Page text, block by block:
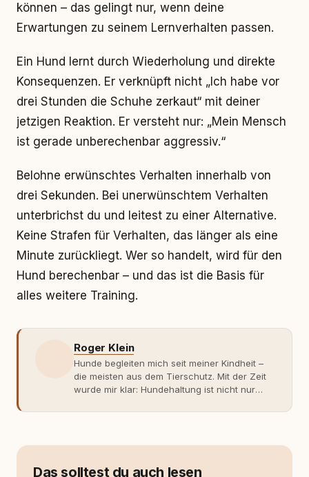
können – das gelingt nur, wenn deine
Erwartungen zu seinem Lernverhalten passen.
Ein Hund lernt durch Wiederholung und direkte
Konsequenzen. Er verknüpft nicht „Ich habe vor
drei Stunden die Schuhe zerkaut“ mit deiner
jetzigen Reaktion. Er versteht nur: „Mein Mensch
ist gerade unberechenbar aggressiv.“
Belohne erwünschtes Verhalten innerhalb von
drei Sekunden. Bei unerwünschtem Verhalten
unterbrichst du und leitest zu einer Alternative.
Keine Strafen für Verhalten, das länger als eine
Minute zurückliegt. Wer so handelt, wird für den
Hund berechenbar – und das ist die Basis für
alles weitere Training.
Roger Klein
Hunde begleiten mich seit meiner Kindheit –
die meisten aus dem Tierschutz. Mit der Zeit
wurde mir klar: Hundehaltung ist nicht nur
Fachwissen. Der Wendepunkt kam mit meinem
moderner Hundeerziehung
Das solltest du auch lesen